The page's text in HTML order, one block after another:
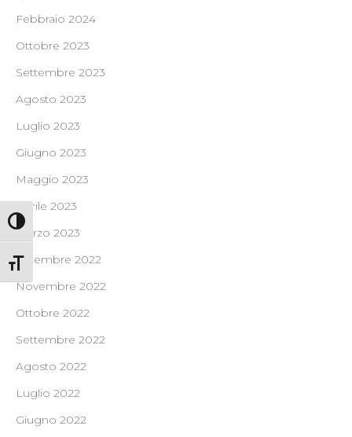
Attiva/disattiva alto contrasto
Attiva/disattiva dimensione testo
Febbraio 2024
Ottobre 2023
Settembre 2023
Agosto 2023
Luglio 2023
Giugno 2023
Maggio 2023
Aprile 2023
Marzo 2023
Dicembre 2022
Novembre 2022
Ottobre 2022
Settembre 2022
Agosto 2022
Luglio 2022
Giugno 2022